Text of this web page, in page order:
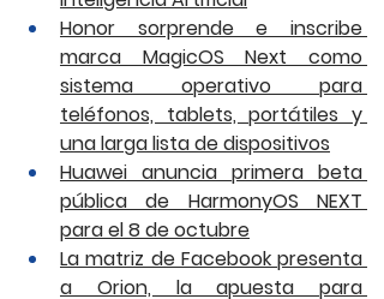
Honor sorprende e inscribe
marca MagicOS Next como
sistema operativo para
teléfonos, tablets, portátiles y
una larga lista de dispositivos
Huawei anuncia primera beta
pública de HarmonyOS NEXT
para el 8 de octubre
La matriz de Facebook presenta
a Orion, la apuesta para